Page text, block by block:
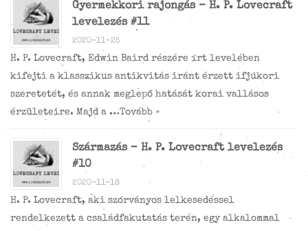
Gyermekkori rajongás – H. P. Lovecraft
levelezés #11
2020-11-25
H. P. Lovecraft, Edwin Baird részére írt levelében
kifejti a klasszikus antikvitás iránt érzett ifjúkori
szeretetét, és annak meglepő hatását korai vallásos
érzületeire. Majd a …Tovább »
Származás – H. P. Lovecraft levelezés
#10
2020-11-18
H. P. Lovecraft, aki szórványos lelkesedéssel
rendelkezett a családfakutatás terén, egy alkalommal